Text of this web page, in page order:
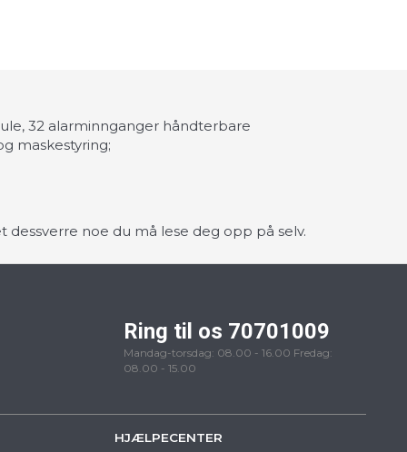
32 alarminnganger håndterbare
maskestyring;
noe du må lese deg opp på selv.
Ring til os 70701009
Mandag-torsdag: 08.00 - 16.00 Fredag:
08.00 - 15.00
HJÆLPECENTER